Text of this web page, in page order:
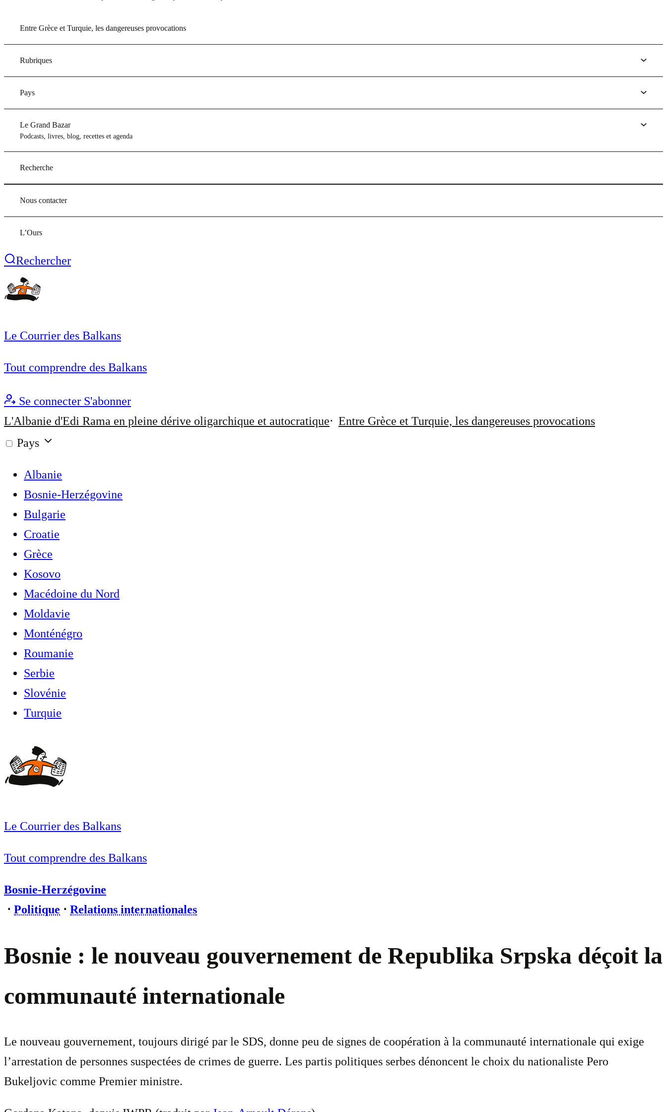
Entre Grèce et Turquie, les dangereuses provocations
Rubriques
Pays
Le Grand Bazar
Podcasts, livres, blog, recettes et agenda
Recherche
Nous contacter
L’Ours
Rechercher
Le Courrier des Balkans
Tout comprendre des Balkans
Se connecter S'abonner
L'Albanie d'Edi Rama en pleine dérive oligarchique et autocratique
Entre Grèce et Turquie, les dangereuses provocations
Pays
Albanie
Bosnie-Herzégovine
Bulgarie
Croatie
Grèce
Kosovo
Macédoine du Nord
Moldavie
Monténégro
Roumanie
Serbie
Slovénie
Turquie
Le Courrier des Balkans
Tout comprendre des Balkans
Bosnie-Herzégovine
⋅ Politique ⋅ Relations internationales
Bosnie : le nouveau gouvernement de Republika Srpska déçoit la
communauté internationale
Le nouveau gouvernement, toujours dirigé par le SDS, donne peu de signes de coopération à la communauté internationale qui exige
l’arrestation de personnes suspectées de crimes de guerre. Les partis politiques serbes dénoncent le choix du nationaliste Pero
Bukeljovic comme Premier ministre.